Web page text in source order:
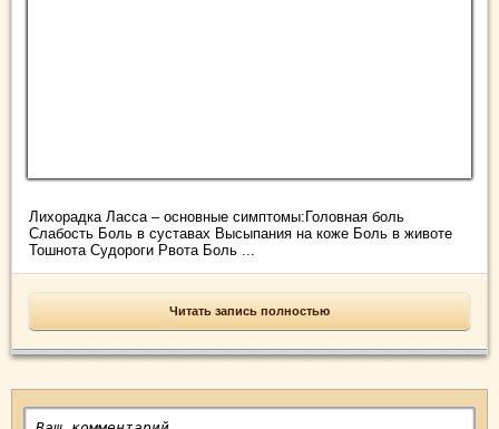
Лихорадка Ласса – основные симптомы:Головная боль
Слабость Боль в суставах Высыпания на коже Боль в животе
Тошнота Судороги Рвота Боль ...
Читать запись полностью